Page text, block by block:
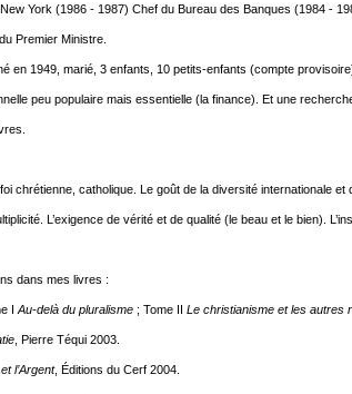
York (1986 - 1987) Chef du Bureau des Banques (1984 -
Premier Ministre.
en 1949, marié, 3 enfants, 10 petits-enfants (compte
peu populaire mais essentielle (la finance). Et une
chrétienne, catholique. Le goût de la diversité internationale et
L’exigence de vérité et de qualité (le beau et le bien).
dans mes livres :
I Au-delà du pluralisme ; Tome II Le christianisme et les autres
, Pierre Téqui 2003.
l’Argent, Éditions du Cerf 2004.